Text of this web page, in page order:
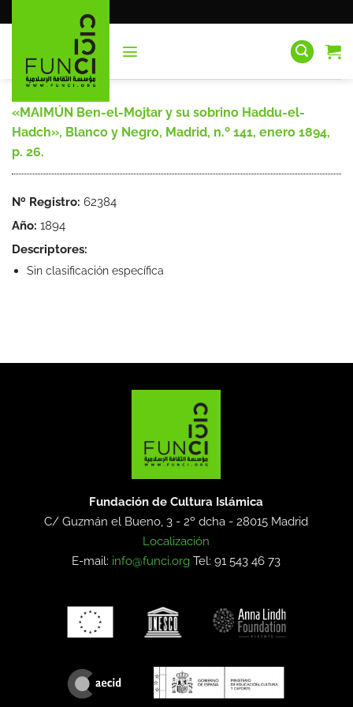
al
«MAIMÚN Ben-el-Mojtar y su sobrino Haddu-el-
Hadch», Blanco y Negro, Madrid, n.º 141, enero 1894,
p. 26.
Nº Registro: 62384
Año: 1894
Descriptores:
Sin clasificación específica
Fundación de Cultura Islámica
C/ Guzmán el Bueno, 3 - 2º dcha -28015 Madrid
Localización
E-mail: info@funci.org Tel: 91 543 46 73